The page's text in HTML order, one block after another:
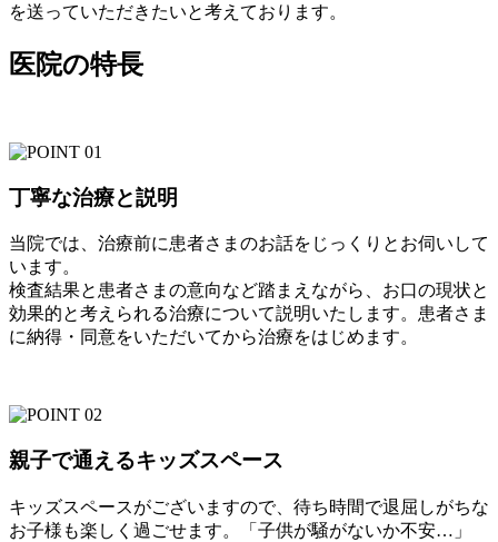
を送っていただきたいと考えております。
医院の特長
丁寧な治療と説明
当院では、治療前に患者さまのお話をじっくりとお伺いして
います。
検査結果と患者さまの意向など踏まえながら、お口の現状と
効果的と考えられる治療について説明いたします。患者さま
に納得・同意をいただいてから治療をはじめます。
親子で通えるキッズスペース
キッズスペースがございますので、待ち時間で退屈しがちな
お子様も楽しく過ごせます。「子供が騒がないか不安…」